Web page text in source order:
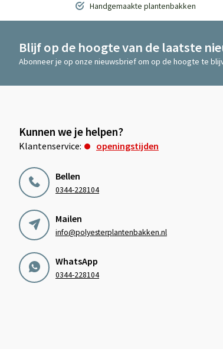
Handgemaakte plantenbakken
Blijf op de hoogte van de laatste
Abonneer je op onze nieuwsbrief om op de hoogte te
Kunnen we je helpen?
Klantenservice: openingstijden
Bellen
0344-228104
Mailen
info@polyesterplantenbakken.nl
WhatsApp
0344-228104